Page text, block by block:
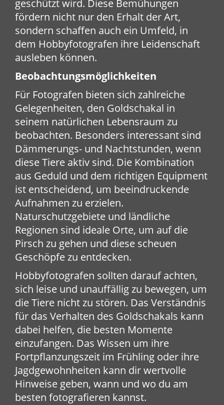
geschützt wird. Diese Bemühungen
fördern nicht nur den Erhalt der Art,
sondern schaffen auch ein Umfeld, in
dem Hobbyfotografen ihre Leidenschaft
ausleben können.
Beobachtungsmöglichkeiten
Für Fotografen bieten sich zahlreiche
Gelegenheiten, den Goldschakal in
seinem natürlichen Lebensraum zu
beobachten. Besonders interessant sind
Dämmerungs- und Nachtstunden, wenn
diese Tiere aktiv sind. Die Kombination
aus Geduld und dem richtigen Equipment
ist entscheidend, um beeindruckende
Aufnahmen zu erzielen.
Naturschutzgebiete und ländliche
Regionen sind ideale Orte, um auf die
Pirsch zu gehen und diese scheuen
Geschöpfe zu entdecken.
Hobbyfotografen sollten darauf achten,
sich leise und unauffällig zu bewegen, um
die Tiere nicht zu stören. Das Verständnis
für das Verhalten des Goldschakals kann
dabei helfen, die besten Momente
einzufangen. Das Wissen um ihre
Fortpflanzungszeit im Frühling oder ihre
Jagdgewohnheiten kann dir wertvolle
Hinweise geben, wann und wo du am
besten fotografieren kannst.